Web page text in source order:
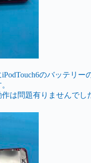
のバッテリー
は問題有りませんでし